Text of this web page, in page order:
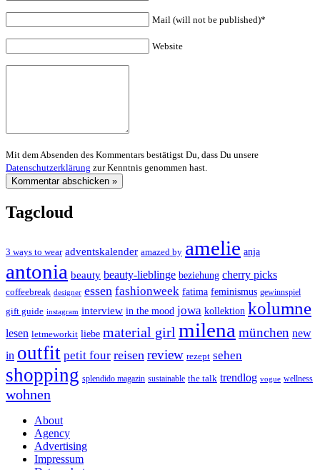
Mail (will not be published)*
Website
Mit dem Absenden des Kommentars bestätigst Du, dass Du unsere
Datenschutzerklärung zur Kenntnis genommen hast.
Tagcloud
3 ways to wear adventskalender amazed by amelie anja
antonia beauty beauty-lieblinge beziehung cherry picks
coffeebreak designer essen fashionweek fatima feminismus gewinnspiel
gift guide instagram interview in the mood jowa kollektion kolumne
lesen letmeworkit liebe material girl milena münchen new
in outfit petit four reisen review rezept sehen
shopping splendido magazin sustainable the talk trendlog vogue wellness
wohnen
About
Agency
Advertising
Impressum